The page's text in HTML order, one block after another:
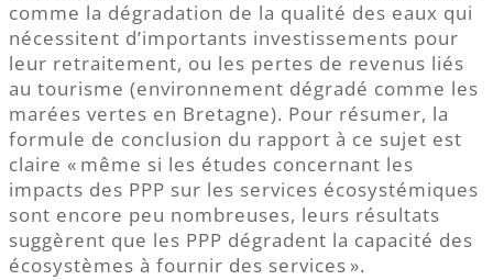
comme la dégradation de la qualité des eaux qui
nécessitent d’importants investissements pour
leur retraitement, ou les pertes de revenus liés
au tourisme (environnement dégradé comme les
marées vertes en Bretagne). Pour résumer, la
formule de conclusion du rapport à ce sujet est
claire « même si les études concernant les
impacts des PPP sur les services écosystémiques
sont encore peu nombreuses, leurs résultats
suggèrent que les PPP dégradent la capacité des
écosystèmes à fournir des services ».